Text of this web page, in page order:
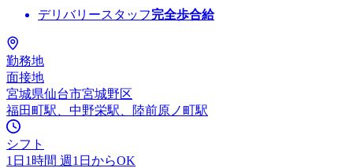
デリバリースタッフ完全歩合給
勤務地
面接地
宮城県仙台市宮城野区
福田町駅、中野栄駅、陸前原ノ町駅
シフト
1日1時間 週1日からOK